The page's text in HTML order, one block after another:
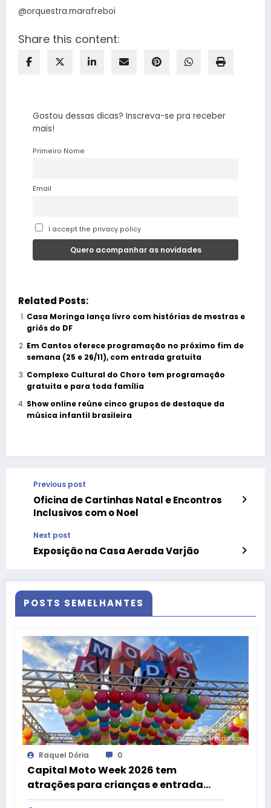
@orquestra.marafreboi
Share this content:
Gostou dessas dicas? Inscreva-se pra receber
mais!
Primeiro Nome
Email
I accept the privacy policy
Related Posts:
Casa Moringa lança livro com histórias de mestras e
griôs do DF
Em Cantos oferece programação no próximo fim de
semana (25 e 26/11), com entrada gratuita
Complexo Cultural do Choro tem programação
gratuita e para toda família
Show online reúne cinco grupos de destaque da
música infantil brasileira
Previous post
Oficina de Cartinhas Natal e Encontros
Inclusivos com o Noel
Next post
Exposição na Casa Aerada Varjão
POSTS SEMELHANTES
Raquel Dória 0
Capital Moto Week 2026 tem
atrações para crianças e entrada
gratuita até 12 anos